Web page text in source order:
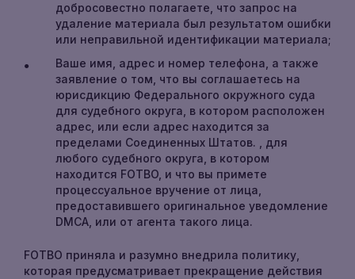
добросовестно полагаете, что запрос на
удаление материала был результатом ошибки
или неправильной идентификации материала;
Ваше имя, адрес и номер телефона, а также
заявление о том, что вы соглашаетесь на
юрисдикцию Федерального окружного суда
для судебного округа, в котором расположен
адрес, или если адрес находится за
пределами Соединенных Штатов. , для
любого судебного округа, в котором
находится FOTBO, и что вы примете
процессуальное вручение от лица,
предоставившего оригинальное уведомление
DMCA, или от агента такого лица.
FOTBO приняла и разумно внедрила политику,
которая предусматривает прекращение действия